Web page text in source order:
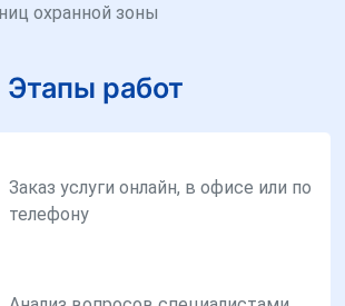
охранной зоны
Этапы работ
Заказ услуги онлайн, в офисе или по
телефону